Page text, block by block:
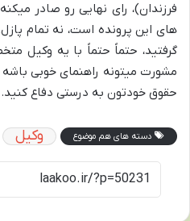
فرزندان)، رای نهایی رو صادر
های این پرونده است، نه تمام
گرفتید، حتماً حتماً با یه وکیل
مشورت میتونه راهنمای خوبی باشه
حقوق خودتون به درستی دفاع کنید.
دسته های هم موضوع وکیل